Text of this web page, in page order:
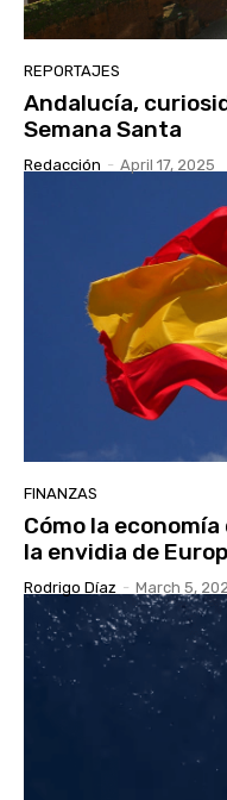
REPORTAJES
Andalucía,
Semana Santa
Redacción - April 17, 2025
FINANZAS
Cómo la
la envidia de
Rodrigo Díaz - March 5,